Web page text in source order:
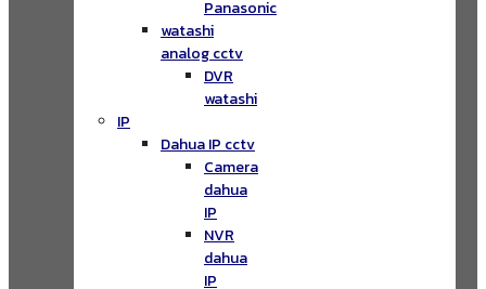
Panasonic
watashi
analog cctv
DVR
watashi
IP
Dahua IP cctv
Camera
dahua
IP
NVR
dahua
IP